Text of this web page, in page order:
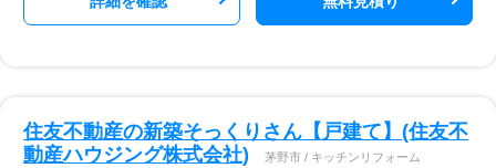
住友不動産の新築そっくりさん【戸建て】(住友不
動産ハウジング株式会社)
茅野市 / キッチンリフォーム